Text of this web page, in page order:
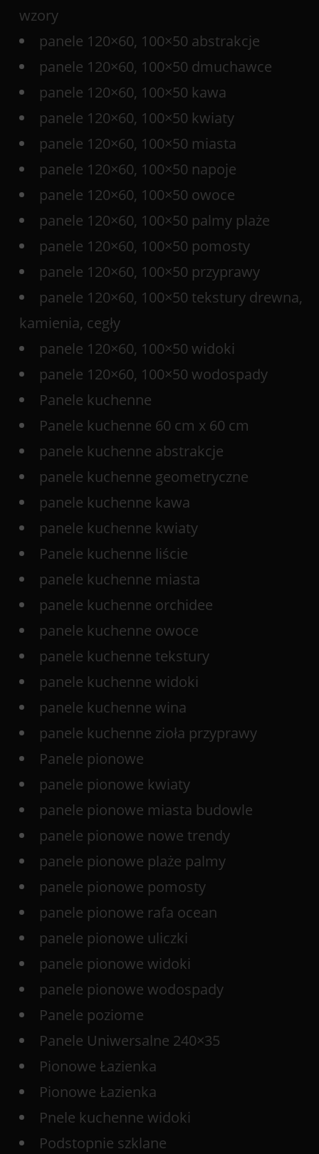
wzory
panele 120×60, 100×50 abstrakcje
panele 120×60, 100×50 dmuchawce
panele 120×60, 100×50 kawa
panele 120×60, 100×50 kwiaty
panele 120×60, 100×50 miasta
panele 120×60, 100×50 napoje
panele 120×60, 100×50 owoce
panele 120×60, 100×50 palmy plaże
panele 120×60, 100×50 pomosty
panele 120×60, 100×50 przyprawy
panele 120×60, 100×50 tekstury drewna,
kamienia, cegły
panele 120×60, 100×50 widoki
panele 120×60, 100×50 wodospady
Panele kuchenne
Panele kuchenne 60 cm x 60 cm
panele kuchenne abstrakcje
panele kuchenne geometryczne
panele kuchenne kawa
panele kuchenne kwiaty
Panele kuchenne liście
panele kuchenne miasta
panele kuchenne orchidee
panele kuchenne owoce
panele kuchenne tekstury
panele kuchenne widoki
panele kuchenne wina
panele kuchenne zioła przyprawy
Panele pionowe
panele pionowe kwiaty
panele pionowe miasta budowle
panele pionowe nowe trendy
panele pionowe plaże palmy
panele pionowe pomosty
panele pionowe rafa ocean
panele pionowe uliczki
panele pionowe widoki
panele pionowe wodospady
Panele poziome
Panele Uniwersalne 240×35
Pionowe Łazienka
Pionowe Łazienka
Pnele kuchenne widoki
Podstopnie szklane